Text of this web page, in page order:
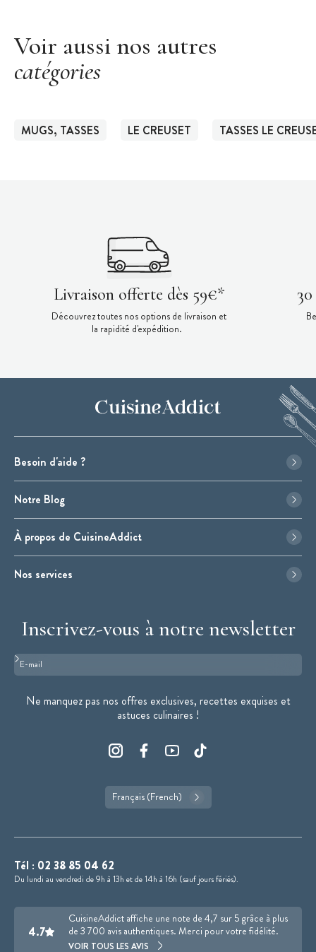
Voir aussi nos autres
catégories
MUGS, TASSES LE CREUSET TASSES LE
Livraison offerte dès 59€*
Découvrez toutes nos options de livraison et
la rapidité d'expédition.
Besoin d'aide ?
Notre Blog
À propos de CuisineAddict
Nos services
Inscrivez-vous à notre newsletter
Format : adresse@email.com
Ne manquez pas nos offres exclusives, recettes exquises et
astuces culinaires !
Français (French)
Tél : 02 38 85 04 62
Du lundi au vendredi de 9h à 13h et de 14h à 16h (sauf jours fériés).
4.7
CuisineAddict affiche une note de 4,7 sur 5 grâce à plus
de 3 700 avis authentiques. Merci pour votre fidélité.
VOIR TOUS LES AVIS